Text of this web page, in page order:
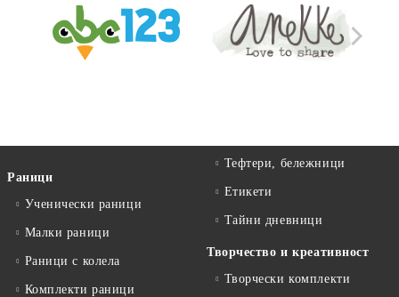
Раници
Ученически раници
Малки раници
Раници с колела
Комплекти раници
Тефтери, бележници
Етикети
Тайни дневници
Творчество и креативност
Творчески комплекти